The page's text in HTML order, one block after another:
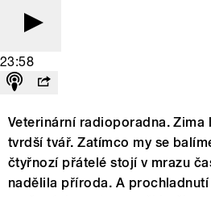
23:58
Veterinární radioporadna. Zima
tvrdší tvář. Zatímco my se
čtyřnozí přátelé stojí v mrazu
nadělila příroda. A